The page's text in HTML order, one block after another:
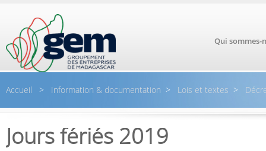
Qui sommes-
Accueil > Information & documentation > Lois et textes >
Jours fériés 2019